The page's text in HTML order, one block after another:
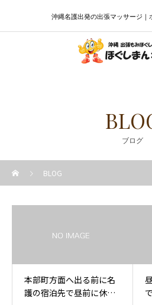
沖縄名護出発の出張マッサージ｜
ブログ
BLOG
本部町方面へ出る前に名
護の宿泊先で昼前に休み